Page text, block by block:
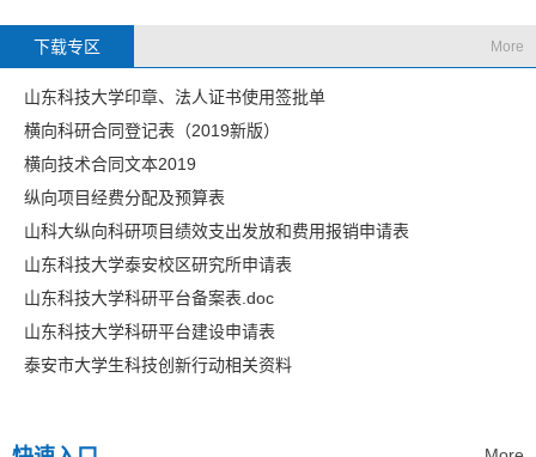
下载专区 More
山东科技大学印章、法人证书使用签批单
横向科研合同登记表（2019新版）
横向技术合同文本2019
纵向项目经费分配及预算表
山科大纵向科研项目绩效支出发放和费用报销申请表
山东科技大学泰安校区研究所申请表
山东科技大学科研平台备案表.doc
山东科技大学科研平台建设申请表
泰安市大学生科技创新行动相关资料